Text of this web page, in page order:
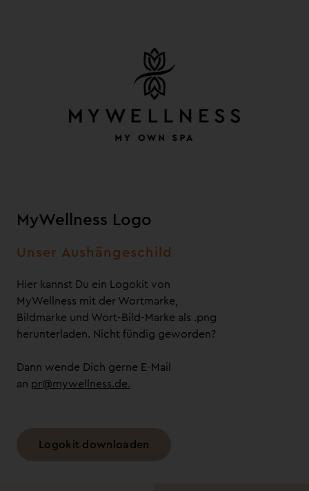
MyWellness Logo
Unser Aushängeschild
Hier kannst Du ein Logokit von
MyWellness mit der Wortmarke,
Bildmarke und Wort-Bild-Marke als .png
herunterladen. Nicht fündig geworden?
Dann wende Dich gerne E-Mail
an pr@mywellness.de.
Logokit downloaden